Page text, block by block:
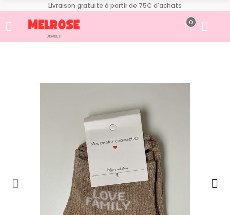
Livraison gratuite à partir de 75€ d'achats
0